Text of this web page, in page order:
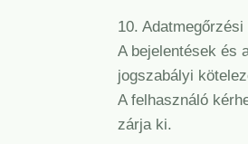
10. Adatmegőrzési
A bejelentések és
jogszabályi
A felhasználó
zárja ki.